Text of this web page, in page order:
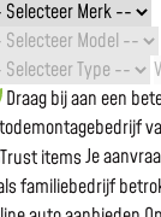
Draag bij aan een
Je
familiebedrijf